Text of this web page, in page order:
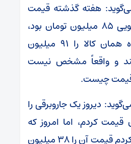
می‌گوید: هفته گذشته قیمت
یک ماشین ظرفشویی ۸۵ میلیون تومان بود،
اما امروز فروشنده همان کالا را ۹۱ میلیون
و واقعاً مشخص نیست
قیمت چیست.
دیروز یک جاروبرقی را
قیمت کردم، اما امروز که
برای خرید مراجعه کردم قیمت آن را ۳۸ میلیون